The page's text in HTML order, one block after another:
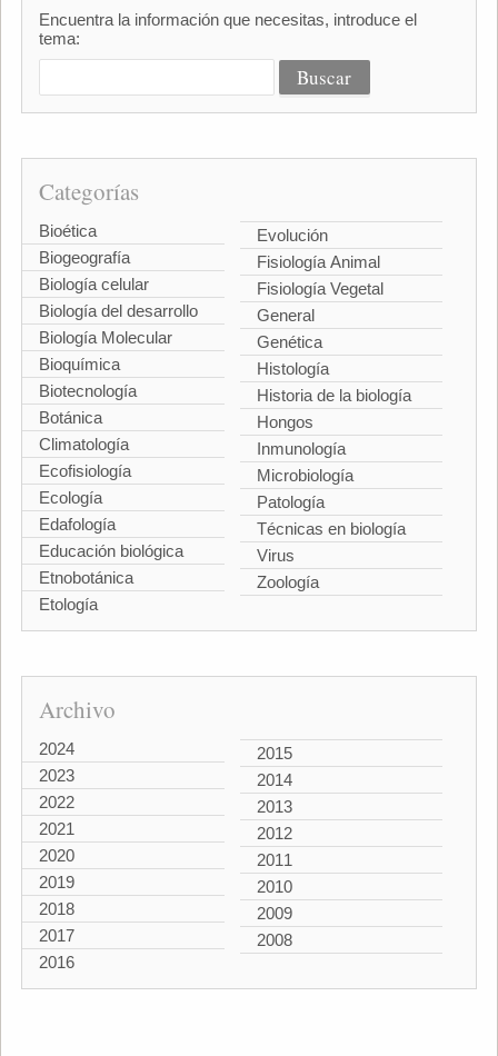
Encuentra la información que necesitas, introduce el
tema:
Categorías
Bioética
Biogeografía
Biología celular
Biología del desarrollo
Biología Molecular
Bioquímica
Biotecnología
Botánica
Climatología
Ecofisiología
Ecología
Edafología
Educación biológica
Etnobotánica
Etología
Evolución
Fisiología Animal
Fisiología Vegetal
General
Genética
Histología
Historia de la biología
Hongos
Inmunología
Microbiología
Patología
Técnicas en biología
Virus
Zoología
Archivo
2024
2023
2022
2021
2020
2019
2018
2017
2016
2015
2014
2013
2012
2011
2010
2009
2008